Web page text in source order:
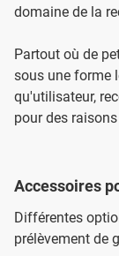
domaine de la
Partout où de
sous une forme
qu'utilisateur,
pour des
Accessoires
Différentes
prélèvement de